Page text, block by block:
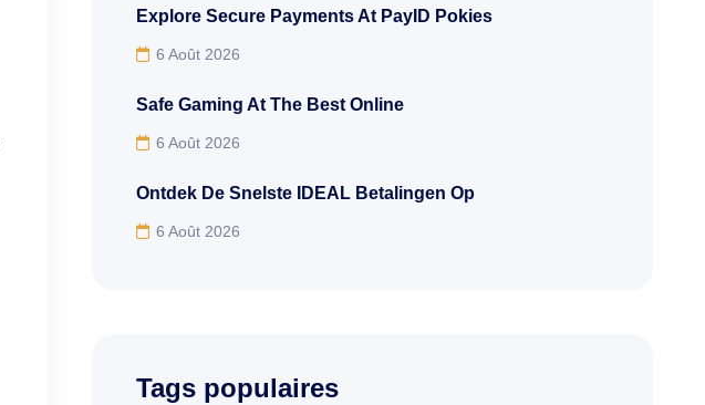
Explore Secure Payments At PayID Pokies
6 Août 2026
Safe Gaming At The Best Online
6 Août 2026
Ontdek De Snelste IDEAL Betalingen Op
6 Août 2026
Tags populaires